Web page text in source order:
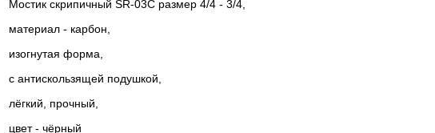
Мостик скрипичный SR-03C размер 4/4 - 3/4,
материал - карбон,
изогнутая форма,
с антискользящей подушкой,
лёгкий, прочный,
цвет - чёрный